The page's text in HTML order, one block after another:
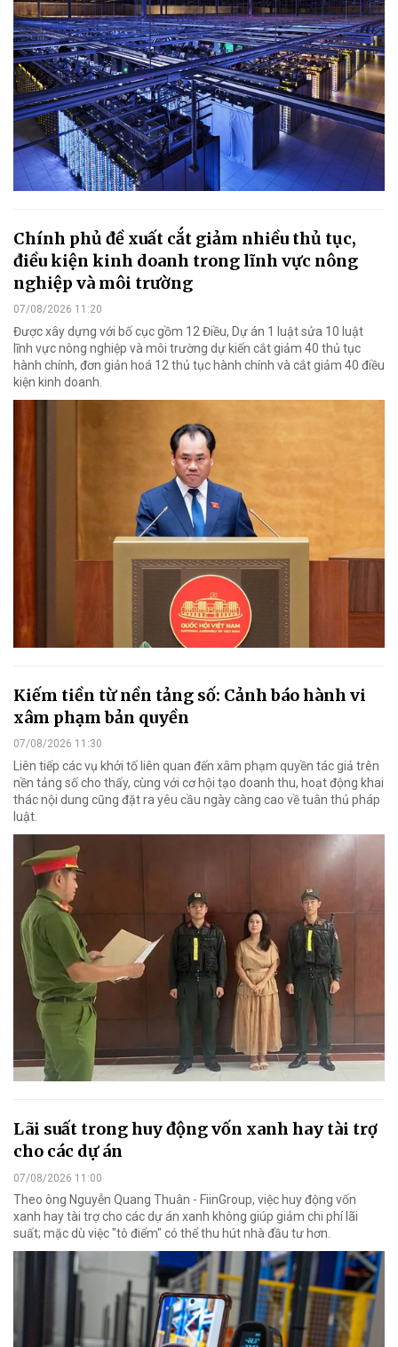
Chính phủ đề xuất cắt giảm nhiều thủ tục,
điều kiện kinh doanh trong lĩnh vực nông
nghiệp và môi trường
07/08/2026 11:20
Được xây dựng với bố cục gồm 12 Điều, Dự án 1 luật sửa 10 luật
lĩnh vực nông nghiệp và môi trường dự kiến cắt giảm 40 thủ tục
hành chính, đơn giản hoá 12 thủ tục hành chính và cắt giảm 40 điều
kiện kinh doanh.
Kiếm tiền từ nền tảng số: Cảnh báo hành vi
xâm phạm bản quyền
07/08/2026 11:30
Liên tiếp các vụ khởi tố liên quan đến xâm phạm quyền tác giả trên
nền tảng số cho thấy, cùng với cơ hội tạo doanh thu, hoạt động khai
thác nội dung cũng đặt ra yêu cầu ngày càng cao về tuân thủ pháp
luật.
Lãi suất trong huy động vốn xanh hay tài trợ
cho các dự án
07/08/2026 11:00
Theo ông Nguyễn Quang Thuân - FiinGroup, việc huy động vốn
xanh hay tài trợ cho các dự án xanh không giúp giảm chi phí lãi
suất; mặc dù việc "tô điểm" có thể thu hút nhà đầu tư hơn.